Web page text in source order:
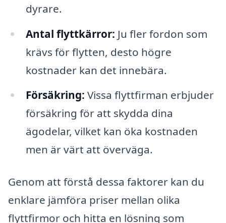
dyrare.
Antal flyttkärror: Ju fler fordon som
krävs för flytten, desto högre
kostnader kan det innebära.
Försäkring: Vissa flyttfirman erbjuder
försäkring för att skydda dina
ägodelar, vilket kan öka kostnaden
men är värt att överväga.
Genom att förstå dessa faktorer kan du
enklare jämföra priser mellan olika
flyttfirmor och hitta en lösning som